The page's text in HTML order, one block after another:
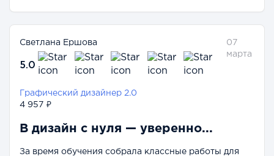
Светлана Ершова
5.0
07
марта
Графический дизайнер 2.0
4 957 ₽
В дизайн с нуля — уверенно...
За время обучения собрала классные работы для